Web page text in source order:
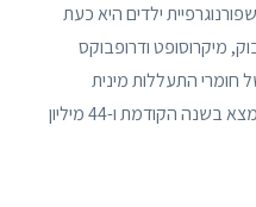
שפורנוגרפיית ילדים היא כעת
מיקרוסופט ודרופבוקס
מקרים של חומרי התעללות מינית
בילדים, שהיו יותר מכפול ממה שנמצא בשנה הקודמת ו-44 מיליון